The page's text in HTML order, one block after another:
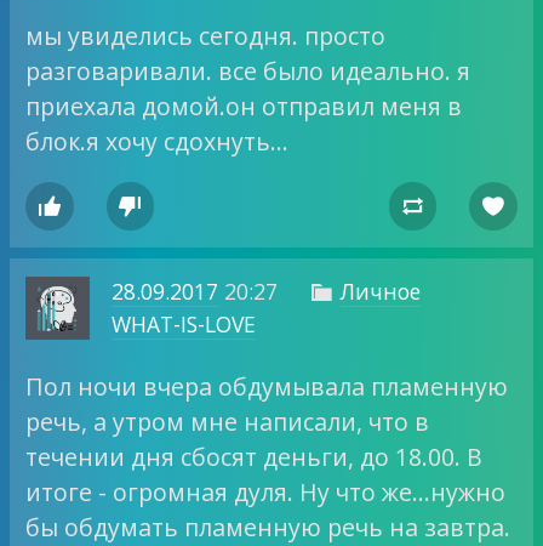
мы увиделись сегодня. просто
разговаривали. все было идеально. я
приехала домой.он отправил меня в
блок.я хочу сдохнуть…
   
28.09.2017 20:27  Личное
WHAT-IS-LOVE
Пол ночи вчера обдумывала пламенную
речь, а утром мне написали, что в
течении дня сбосят деньги, до 18.00. В
итоге - огромная дуля. Ну что же…нужно
бы обдумать пламенную речь на завтра.